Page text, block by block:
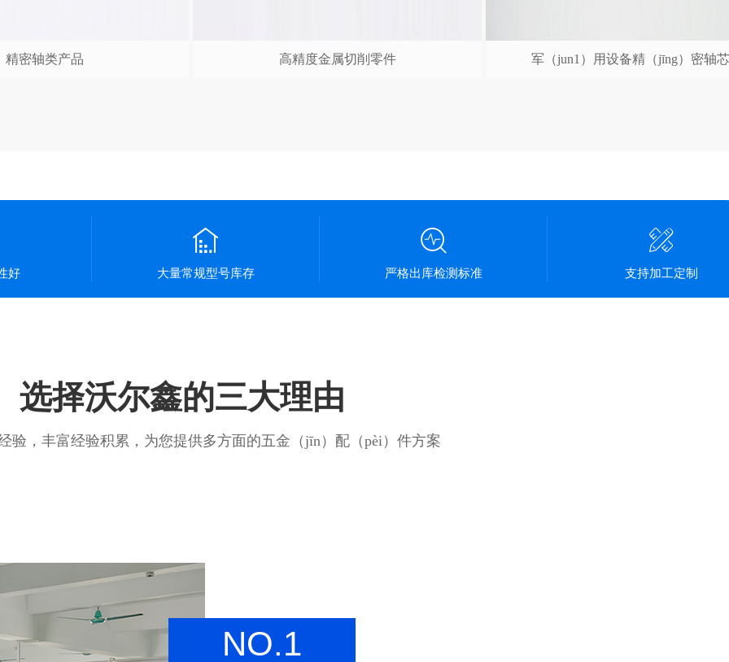
精密轴类产品 高精度金属切削零件 军（jun1）用设备精（jīng）密轴芯
搓面机主轴 进气螺丝进气转接器
好 大量常规型号库存 严格出库检测标准 支持加工定制
选择沃尔鑫的三大理由
验，丰富经验积累，为您提供多方面的五金（jīn）配（pèi）件方案
NO.1